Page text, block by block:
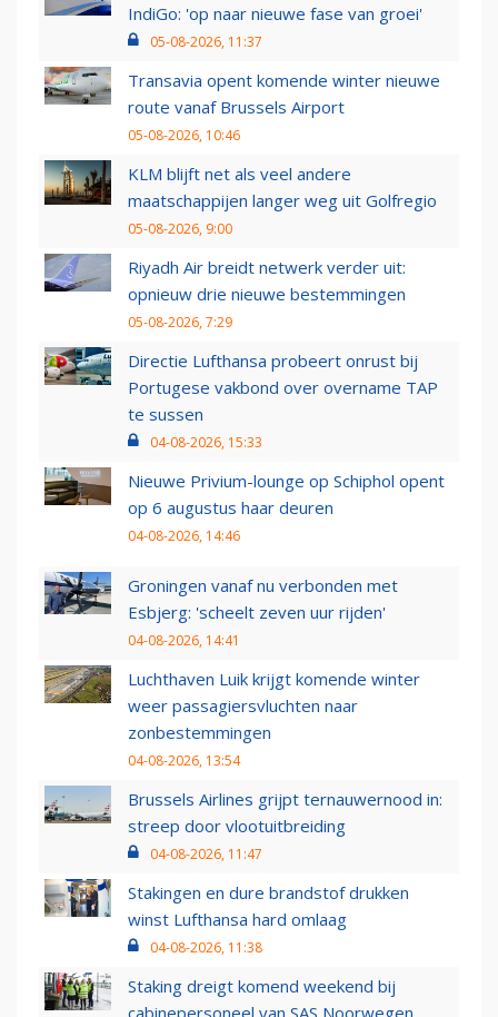
IndiGo: 'op naar nieuwe fase van groei'
05-08-2026, 11:37
Transavia opent komende winter nieuwe
route vanaf Brussels Airport
05-08-2026, 10:46
KLM blijft net als veel andere
maatschappijen langer weg uit Golfregio
05-08-2026, 9:00
Riyadh Air breidt netwerk verder uit:
opnieuw drie nieuwe bestemmingen
05-08-2026, 7:29
Directie Lufthansa probeert onrust bij
Portugese vakbond over overname TAP
te sussen
04-08-2026, 15:33
Nieuwe Privium-lounge op Schiphol opent
op 6 augustus haar deuren
04-08-2026, 14:46
Groningen vanaf nu verbonden met
Esbjerg: 'scheelt zeven uur rijden'
04-08-2026, 14:41
Luchthaven Luik krijgt komende winter
weer passagiersvluchten naar
zonbestemmingen
04-08-2026, 13:54
Brussels Airlines grijpt ternauwernood in:
streep door vlootuitbreiding
04-08-2026, 11:47
Stakingen en dure brandstof drukken
winst Lufthansa hard omlaag
04-08-2026, 11:38
Staking dreigt komend weekend bij